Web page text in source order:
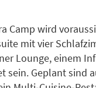
Camp wird
mit vier
Lounge, einem
sein. Geplant sind